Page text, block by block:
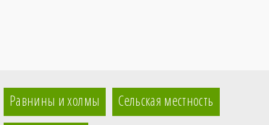
Равнины и холмы
Сельская местность